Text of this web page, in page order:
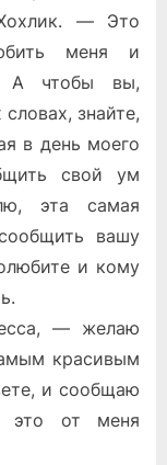
— Это
меня и
А чтобы вы,
знайте,
в день моего
свой ум
эта самая
вашу
и кому
— желаю
красивым
и сообщаю
это от меня